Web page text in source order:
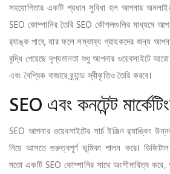
সহযোগিতার একটি প্রধান সুবিধা হল আপনার
SEO কোম্পানির তৈরি SEO কৌশলগুলির মাধ্যমে
র‌্যাঙ্ক পাবে, যার ফলে সম্ভাব্য গ্রাহকদের জন্য
বৃদ্ধি পেয়েছে দৃশ্যমানতা শুধু আপনার ওয়েবসাইটে
এবং বৈশ্বিক বাজারে ব্র্যান্ড স্বীকৃতিও তৈরি করবে।
SEO এবং কনটেন্ট
SEO আপনার ওয়েবসাইটের সার্চ ইঞ্জিন র‌্যাঙ্কিং
নিয়ে আসতে গুরুত্বপূর্ণ ভূমিকা পালন করে।
মতো একটি SEO কোম্পানির সাথে অংশীদারিত্ব